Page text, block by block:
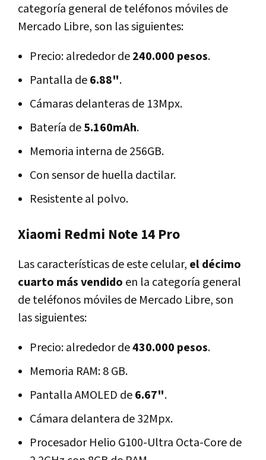
categoría general de teléfonos móviles de
Mercado Libre, son las siguientes:
Precio: alrededor de240.000 pesos.
Pantalla de6.88".
Cámaras delanteras de 13Mpx.
Batería de5.160mAh.
Memoria interna de 256GB.
Con sensor de huella dactilar.
Resistente al polvo.
Xiaomi Redmi Note 14 Pro
Las características de este celular, el décimo
cuarto más vendido en la categoría general
de teléfonos móviles de Mercado Libre, son
las siguientes:
Precio: alrededor de430.000 pesos.
Memoria RAM: 8 GB.
Pantalla AMOLED de6.67".
Cámara delantera de 32Mpx.
Procesador Helio G100-Ultra Octa-Core de